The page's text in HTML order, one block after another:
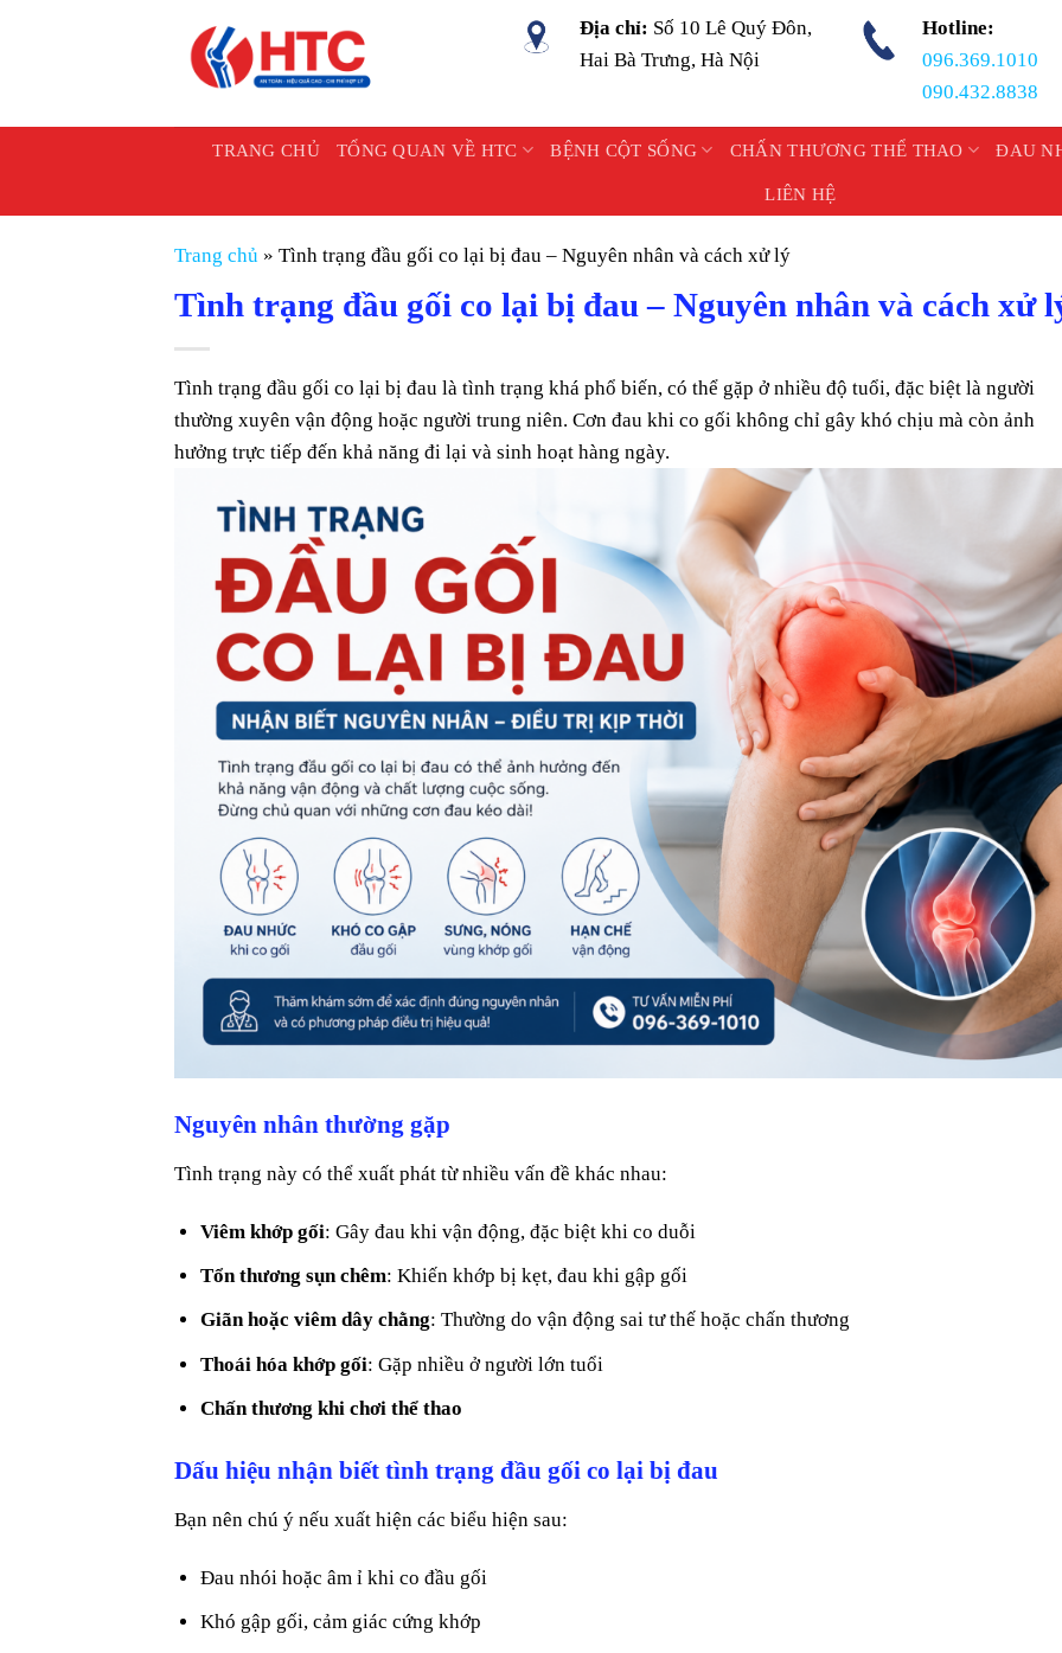
Địa chỉ: Số 10 Lê Quý Đôn,
Hai Bà Trưng, Hà Nội
Hotline:
096.369.1010
090.432.8838
TRANG CHỦ TỔNG QUAN VỀ HTC BỆNH CỘT SỐNG CHẤN THƯƠNG THỂ THAO ĐAU
LIÊN HỆ
Trang chủ » Tình trạng đầu gối co lại bị đau – Nguyên nhân và cách xử lý
Tình trạng đầu gối co lại bị đau – Nguyên nhân và cách xử
Tình trạng đầu gối co lại bị đau là tình trạng khá phổ biến, có thể gặp ở nhiều độ tuổi, đặc biệt là người
thường xuyên vận động hoặc người trung niên. Cơn đau khi co gối không chỉ gây khó chịu mà còn ảnh
hưởng trực tiếp đến khả năng đi lại và sinh hoạt hàng ngày.
Nguyên nhân thường gặp
Tình trạng này có thể xuất phát từ nhiều vấn đề khác nhau:
Viêm khớp gối: Gây đau khi vận động, đặc biệt khi co duỗi
Tổn thương sụn chêm: Khiến khớp bị kẹt, đau khi gập gối
Giãn hoặc viêm dây chằng: Thường do vận động sai tư thế hoặc chấn thương
Thoái hóa khớp gối: Gặp nhiều ở người lớn tuổi
Chấn thương khi chơi thể thao
Dấu hiệu nhận biết tình trạng đầu gối co lại bị đau
Bạn nên chú ý nếu xuất hiện các biểu hiện sau:
Đau nhói hoặc âm ỉ khi co đầu gối
Khó gập gối, cảm giác cứng khớp